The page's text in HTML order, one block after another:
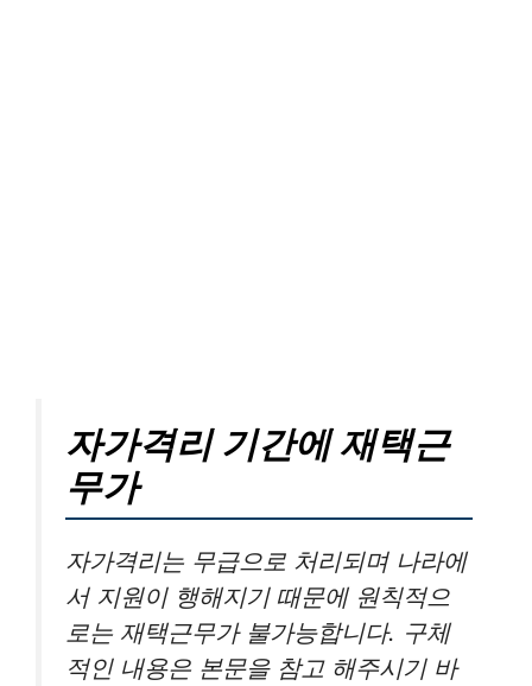
자가격리 기간에 재택근
무가
자가격리는 무급으로 처리되며 나라에
서 지원이 행해지기 때문에 원칙적으
로는 재택근무가 불가능합니다. 구체
적인 내용은 본문을 참고 해주시기 바